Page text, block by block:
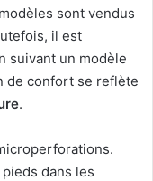
sont vendus
il est
suivant un modèle
de confort se reflète
.
dans les